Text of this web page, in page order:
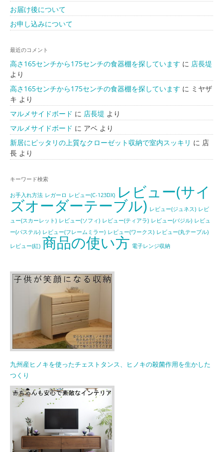
お届け後について
お申し込みについて
最近のコメント
高さ165センチから175センチの食器棚を探しています に 店長堤
より
高さ165センチから175センチの食器棚を探しています に ミヤザ
キ より
マルメサイドボード に 店長堤 より
マルメサイドボード に アベ より
新居にピッタリの上質なクローゼット収納で室内スッキリ に 店
長 より
キーワード検索
お手入れ方法 レガーロ レビュー(C-123DX) レビュー(サイ
ズオーダーテーブル) レビュー(ジュネス) レビ
ュー(スカーレット) レビュー(ソフィ) レビュー(ティアラ) レビュー(バジル) レビュ
ー(パステル) レビュー(フレームミラー) レビュー(ワークス) レビュー(丸テーブル)
レビュー(紅) 商品の使い方 電子レンジ収納
九州産ヒノキを使ったチェストタンス、ヒノキの殺菌作用を生かした
つくり